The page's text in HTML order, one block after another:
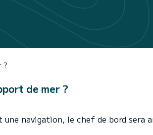
?
de mer ?
navigation, le chef de bord sera